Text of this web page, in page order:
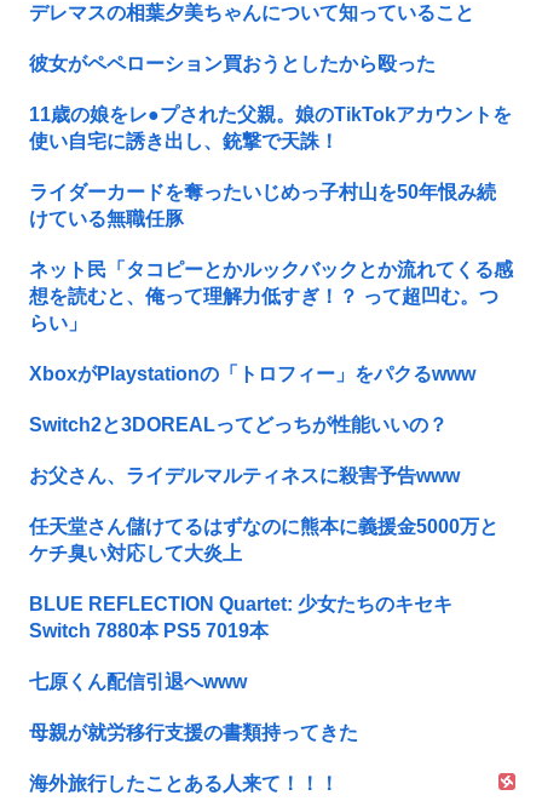
デレマスの相葉夕美ちゃんについて知っていること
彼女がペペローション買おうとしたから殴った
11歳の娘をレ●プされた父親。娘のTikTokアカウントを
使い自宅に誘き出し、銃撃で天誅！
ライダーカードを奪ったいじめっ子村山を50年恨み続
けている無職任豚
ネット民「タコピーとかルックバックとか流れてくる感
想を読むと、俺って理解力低すぎ！？ って超凹む。つ
らい」
XboxがPlaystationの「トロフィー」をパクるwww
Switch2と3DOREALってどっちが性能いいの？
お父さん、ライデルマルティネスに殺害予告www
任天堂さん儲けてるはずなのに熊本に義援金5000万と
ケチ臭い対応して大炎上
BLUE REFLECTION Quartet: 少女たちのキセキ
Switch 7880本 PS5 7019本
七原くん配信引退へwww
母親が就労移行支援の書類持ってきた
海外旅行したことある人来て！！！